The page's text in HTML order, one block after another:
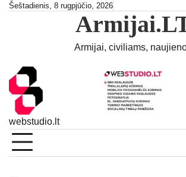
SkipŠeštadienis, 8 rugpjūčio, 2026
Armijai, civiliams,
webstudio.lt